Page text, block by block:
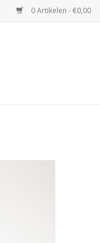
0 Artikelen - €0,00